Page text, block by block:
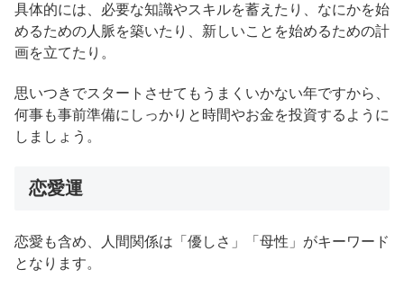
具体的には、必要な知識やスキルを蓄えたり、なにかを始
めるための人脈を築いたり、新しいことを始めるための計
画を立てたり。
思いつきでスタートさせてもうまくいかない年ですから、
何事も事前準備にしっかりと時間やお金を投資するように
しましょう。
恋愛運
恋愛も含め、人間関係は「優しさ」「母性」がキーワード
となります。